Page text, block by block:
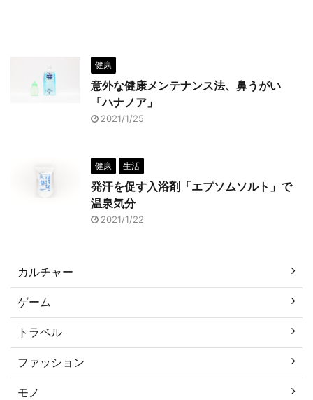
健康
意外な健康メンテナンス法、鼻うがい
「ハナノア」
2021/1/25
健康 生活
発汗を促す入浴剤「エプソムソルト」で
温泉気分
2021/1/22
カルチャー
ゲーム
トラベル
ファッション
モノ